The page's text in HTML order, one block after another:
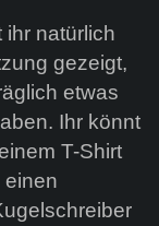
ihr natürlich
gezeigt,
etwas
Ihr könnt
T-Shirt
einen